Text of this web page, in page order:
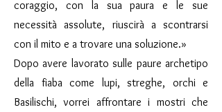
coraggio, con la sua paura e le sue
necessità assolute, riuscirà a scontrarsi
con il mito e a trovare una soluzione.»
Dopo avere lavorato sulle paure archetipo
della fiaba come lupi, streghe, orchi e
Basilischi, vorrei affrontare i mostri che